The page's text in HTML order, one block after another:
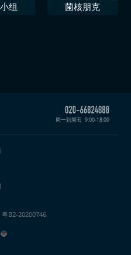
组 菌核朋克
周一到周五 9:00-18:00
B2-20200746